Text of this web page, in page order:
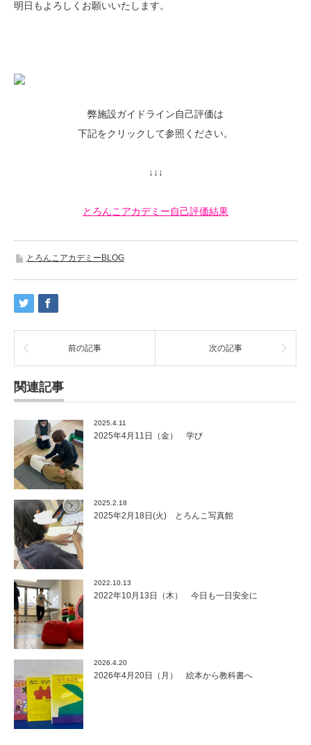
明日もよろしくお願いいたします。
弊施設ガイドライン自己評価は
下記をクリックして参照ください。
↓↓↓
とろんこアカデミー自己評価結果
とろんこアカデミーBLOG
前の記事 次の記事
関連記事
2025.4.11
2025年4月11日（金） 学び
2025.2.18
2025年2月18日(火) とろんこ写真館
2022.10.13
2022年10月13日（木） 今日も一日安全に
2026.4.20
2026年4月20日（月） 絵本から教科書へ